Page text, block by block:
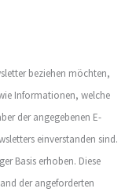
beziehen möchten,
Informationen, welche
der angegebenen E-
einverstanden sind.
Basis erhoben. Diese
der angeforderten